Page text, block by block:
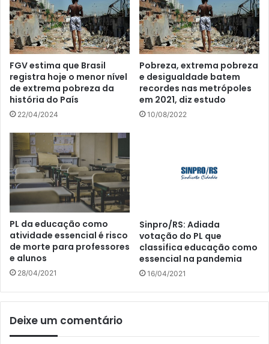
FGV estima que Brasil
registra hoje o menor nível
de extrema pobreza da
história do País
22/04/2024
Pobreza, extrema pobreza
e desigualdade batem
recordes nas metrópoles
em 2021, diz estudo
10/08/2022
PL da educação como
atividade essencial é risco
de morte para professores
e alunos
28/04/2021
Sinpro/RS: Adiada
votação do PL que
classifica educação como
essencial na pandemia
16/04/2021
Deixe um comentário